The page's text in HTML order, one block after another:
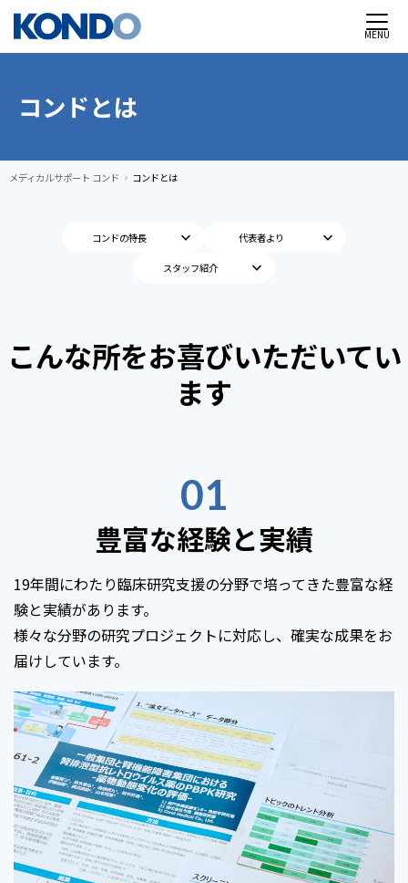
MENU
コンドとは
メディカルサポート コンド chevron_right コンドとは
コンドの特長 keyboard_arrow_down 代表者より keyboard_arrow_down
スタッフ紹介 keyboard_arrow_down
こんな所をお喜びいただいてい
ます
01
豊富な経験と実績
19年間にわたり臨床研究支援の分野で培ってきた豊富な経
験と実績があります。
様々な分野の研究プロジェクトに対応し、確実な成果をお
届けしています。